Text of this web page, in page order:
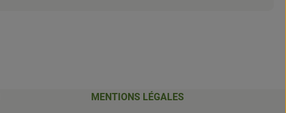
MENTIONS LÉGALES